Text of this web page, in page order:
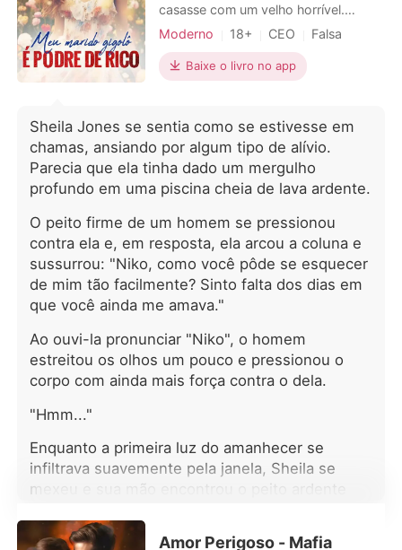
Sair
casasse com um velho horrível.
Furiosa, ela contratou um gigolô para
ideia de quem ele era e só achava
que ele precisava de dinheiro para
máscara, ela descobriu que ele era
um magnata. A partir daí, a história
de amor deles começou oficialmente.
Ele dava a ela tudo o que ela queria e
eles viviam felizes. No entanto, algo
inesperado aconteceu, colocando o
amor deles à prova. Sheila e seu
marido conseguiriam vencer essa
tempestade? Venha descobrir!
Moderno 18+ CEO
Falsa
Encantador
Baixe o livro no app
Sheila Jones se sentia como se estivesse em
chamas, ansiando por algum tipo de alívio.
Parecia que ela tinha dado um mergulho
profundo em uma piscina cheia de lava ardente.
O peito firme de um homem se pressionou
contra ela e, em resposta, ela arcou a coluna e
sussurrou: "Niko, como você pôde se esquecer
de mim tão facilmente? Sinto falta dos dias em
que você ainda me amava."
Ao ouvi-la pronunciar "Niko", o homem
estreitou os olhos um pouco e pressionou o
corpo com ainda mais força contra o dela.
"Hmm..."
Enquanto a primeira luz do amanhecer se
infiltrava suavemente pela janela, Sheila se
mexeu e sua mão encontrou o peito ardente
várias vezes, ela se deparou com um rosto
Amor Perigoso - Mafia